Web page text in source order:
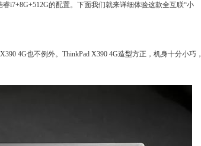
i7+8G+512G的配置。下面我们就来详细体验这款全互联“小
4G也不例外。ThinkPad X390 4G造型方正，机身十分小巧，